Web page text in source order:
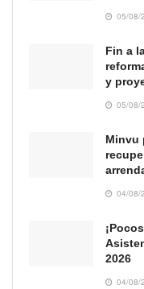
05/08/
Fin a
y
05/08/
Minvu
04/08/
2026
04/08/